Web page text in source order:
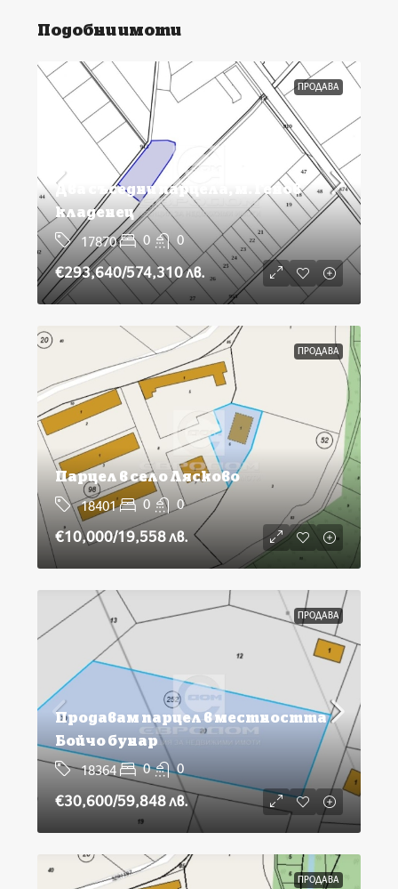
Подобни имоти
ПРОДАВА
Два съседни парцела, м. Генов
кладенец
17870 0 0
€293,640/574,310 лв.
ПРОДАВА
Парцел в село Лясково
18401 0 0
€10,000/19,558 лв.
ПРОДАВА
Продавам парцел в местността
Бойчо бунар
18364 0 0
€30,600/59,848 лв.
ПРОДАВА